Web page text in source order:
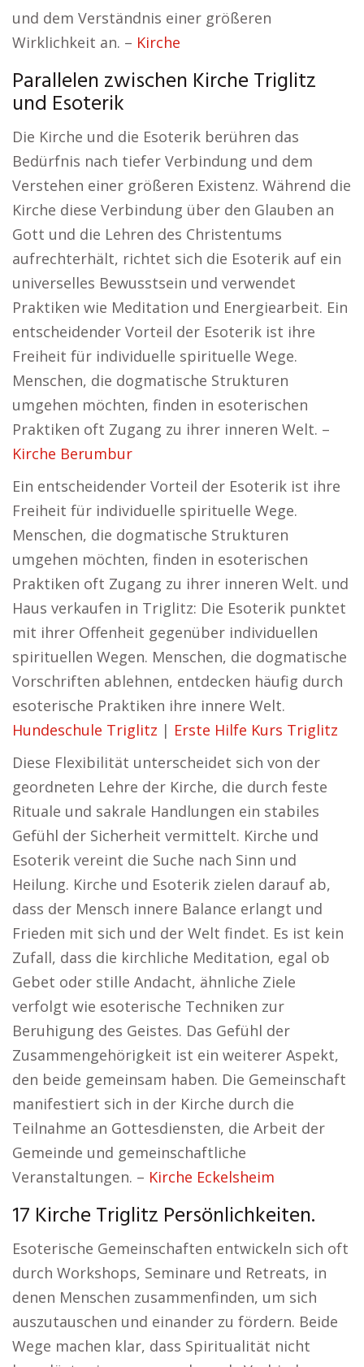
und dem Verständnis einer größeren
Wirklichkeit an. – Kirche
Parallelen zwischen Kirche Triglitz
und Esoterik
Die Kirche und die Esoterik berühren das
Bedürfnis nach tiefer Verbindung und dem
Verstehen einer größeren Existenz. Während die
Kirche diese Verbindung über den Glauben an
Gott und die Lehren des Christentums
aufrechterhält, richtet sich die Esoterik auf ein
universelles Bewusstsein und verwendet
Praktiken wie Meditation und Energiearbeit. Ein
entscheidender Vorteil der Esoterik ist ihre
Freiheit für individuelle spirituelle Wege.
Menschen, die dogmatische Strukturen
umgehen möchten, finden in esoterischen
Praktiken oft Zugang zu ihrer inneren Welt. –
Kirche Berumbur
Ein entscheidender Vorteil der Esoterik ist ihre
Freiheit für individuelle spirituelle Wege.
Menschen, die dogmatische Strukturen
umgehen möchten, finden in esoterischen
Praktiken oft Zugang zu ihrer inneren Welt. und
Haus verkaufen in Triglitz: Die Esoterik punktet
mit ihrer Offenheit gegenüber individuellen
spirituellen Wegen. Menschen, die dogmatische
Vorschriften ablehnen, entdecken häufig durch
esoterische Praktiken ihre innere Welt.
Hundeschule Triglitz | Erste Hilfe Kurs Triglitz
Diese Flexibilität unterscheidet sich von der
geordneten Lehre der Kirche, die durch feste
Rituale und sakrale Handlungen ein stabiles
Gefühl der Sicherheit vermittelt. Kirche und
Esoterik vereint die Suche nach Sinn und
Heilung. Kirche und Esoterik zielen darauf ab,
dass der Mensch innere Balance erlangt und
Frieden mit sich und der Welt findet. Es ist kein
Zufall, dass die kirchliche Meditation, egal ob
Gebet oder stille Andacht, ähnliche Ziele
verfolgt wie esoterische Techniken zur
Beruhigung des Geistes. Das Gefühl der
Zusammengehörigkeit ist ein weiterer Aspekt,
den beide gemeinsam haben. Die Gemeinschaft
manifestiert sich in der Kirche durch die
Teilnahme an Gottesdiensten, die Arbeit der
Gemeinde und gemeinschaftliche
Veranstaltungen. – Kirche Eckelsheim
17 Kirche Triglitz Persönlichkeiten.
Esoterische Gemeinschaften entwickeln sich oft
durch Workshops, Seminare und Retreats, in
denen Menschen zusammenfinden, um sich
auszutauschen und einander zu fördern. Beide
Wege machen klar, dass Spiritualität nicht